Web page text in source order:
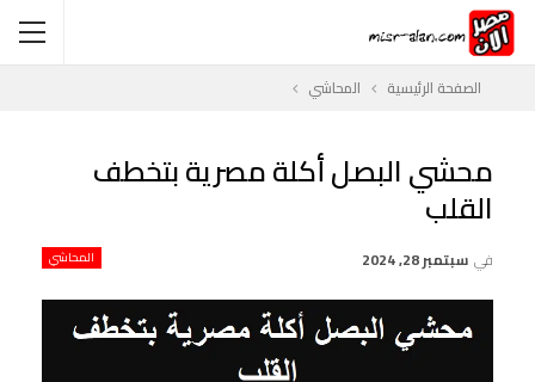
الصفحة الرئيسية المحاشي
محشي البصل أكلة مصرية بتخطف
القلب
المحاشي في سبتمبر 28, 2024